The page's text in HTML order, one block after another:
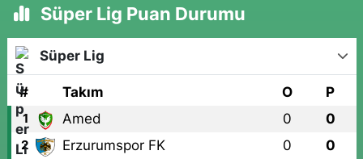
Süper Lig Puan Durumu
Süper Lig
# Takım O P
1 Amed 0 0
2 Erzurumspor FK 0 0